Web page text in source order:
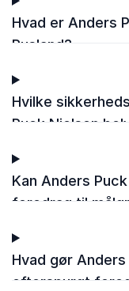
Hvad er Anders
Rusland?
Hvilke
Puck Nielsen
Kan Anders
foredrag til
Hvad gør
efterspurgt